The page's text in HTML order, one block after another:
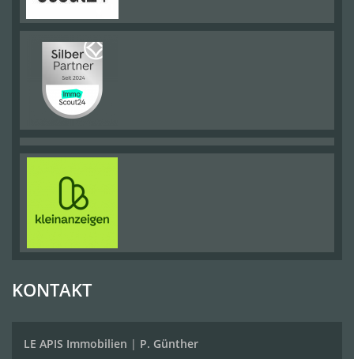
KONTAKT
LE APIS Immobilien | P. Günther